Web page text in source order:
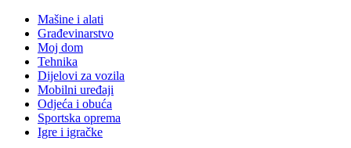
Mašine i alati
Građevinarstvo
Moj dom
Tehnika
Dijelovi za vozila
Mobilni uređaji
Odjeća i obuća
Sportska oprema
Igre i igračke